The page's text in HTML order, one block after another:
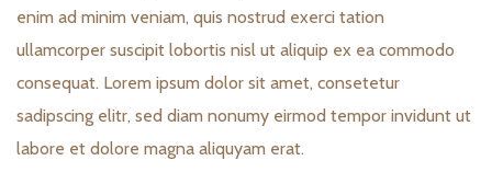
enim ad minim veniam, quis nostrud exerci tation
ullamcorper suscipit lobortis nisl ut aliquip ex ea commodo
consequat. Lorem ipsum dolor sit amet, consetetur
sadipscing elitr, sed diam nonumy eirmod tempor invidunt ut
labore et dolore magna aliquyam erat.